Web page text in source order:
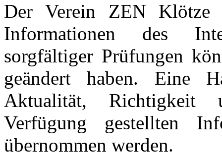
Der Verein ZEN
Informationen des
sorgfältiger Prüfungen
geändert haben. Eine
Aktualität, Richtigkeit
Verfügung gestellten
übernommen werden.